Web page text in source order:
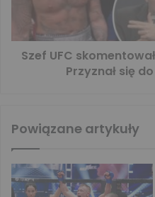
Szef UFC
Przyznał się
Powiązane artykuły